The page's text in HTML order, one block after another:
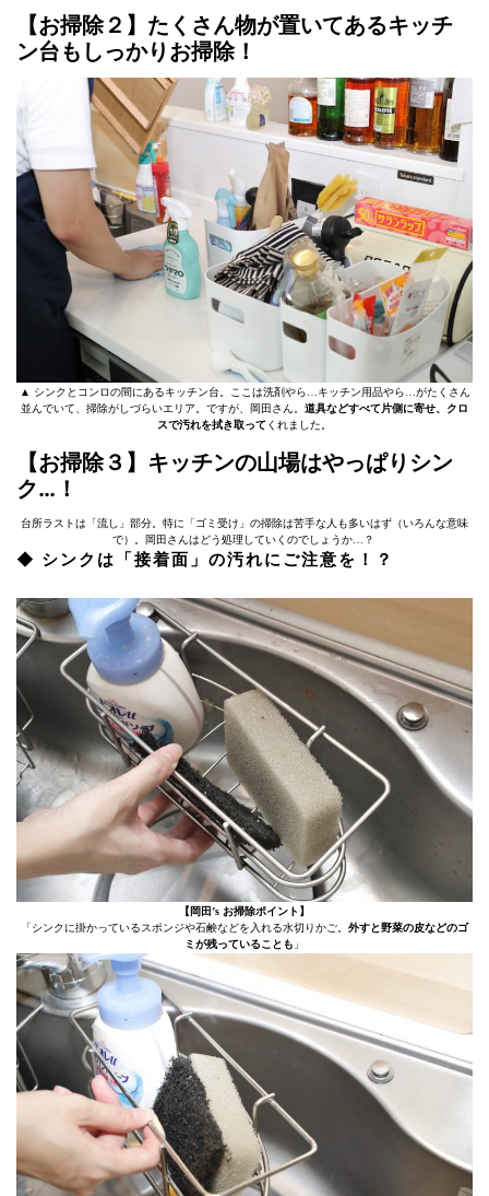
【お掃除２】たくさん物が置いてあるキッチ
ン台もしっかりお掃除！
▲ シンクとコンロの間にあるキッチン台。ここは洗剤やら…キッチン用品やら…がたくさん
並んでいて、掃除がしづらいエリア。ですが、岡田さん。 道具などすべて片側に寄せ、クロ
スで汚れを拭き取ってくれました。
【お掃除３】キッチンの山場はやっぱりシン
ク…！
台所ラストは「流し」部分。特に「ゴミ受け」の掃除は苦手な人も多いはず（いろんな意味
で）。岡田さんはどう処理していくのでしょうか…？
◆ シンクは「接着面」の汚れにご注意を！？
【岡田’s お掃除ポイント】
「シンクに掛かっているスポンジや石鹸などを入れる水切りかご。 外すと野菜の皮などのゴ
ミが残っていることも 」